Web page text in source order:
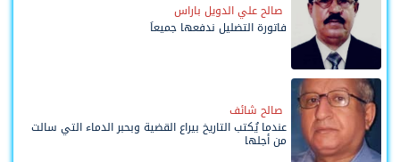
صالح علي الدويل باراس
فاتورة التضليل ندفعها جميعاً
صالح شائف
عندما يُكتب التاريخ بيراع القضية وبحبر الدماء التي سالت
من أجلها